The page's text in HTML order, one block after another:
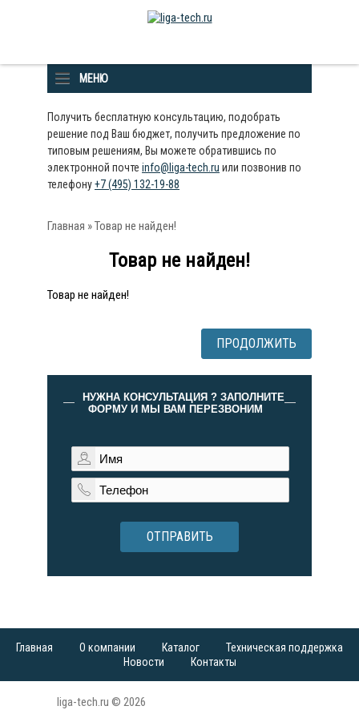
МЕНЮ
Получить бесплатную консультацию, подобрать
решение под Ваш бюджет, получить предложение по
типовым решениям, Вы можете обратившись по
электронной почте info@liga-tech.ru или позвонив по
телефону+7 (495) 132-19-88
Главная » Товар не найден!
Товар не найден!
Товар не найден!
ПРОДОЛЖИТЬ
НУЖНА КОНСУЛЬТАЦИЯ ? ЗАПОЛНИТЕ
ФОРМУ И МЫ ВАМ ПЕРЕЗВОНИМ
ОТПРАВИТЬ
Главная О компании Каталог
Техническая поддержка
Новости
Контакты
liga-tech.ru © 2026